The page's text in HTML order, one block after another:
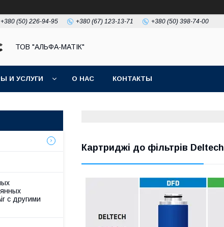
+380 (50) 226-94-95 +380 (67) 123-13-71 +380 (50) 398-74-00
ТОВ "АЛЬФА-МАТІК"
И УСЛУГИ О НАС КОНТАКТЫ
Картриджі до фільтрів Deltech
с другими